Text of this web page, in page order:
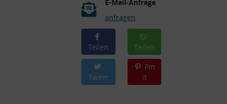
E-Mail-Anfrage
anfragen
Teilen Teilen
Tweet
Pin
it